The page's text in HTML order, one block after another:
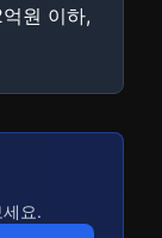
억원 이하,
요.